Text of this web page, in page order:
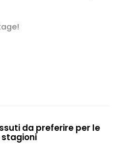
da preferire per le
stagioni